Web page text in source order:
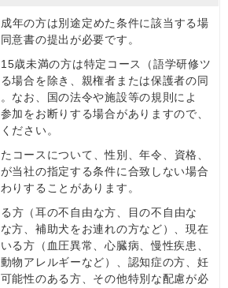
年の方は別途定めた条件に該当する場
意書の提出が必要です。
歳未満の方は特定コース（語学研修ツ
場合を除き、親権者または保護者の同
なお、国の法令や施設等の規則によ
加をお断りする場合がありますので、
ださい。
コースについて、性別、年令、資格、
当社の指定する条件に合致しない場合
りすることがあります。
方（耳の不自由な方、目の不自由な
方、補助犬をお連れの方など）、現在
る方（血圧異常、心臓病、慢性疾患、
物アレルギーなど）、認知症の⽅、妊
能性のある方、その他特別な配慮が必